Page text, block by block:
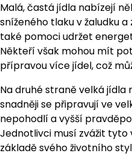
Malá, častá jídla nabízejí
sníženého tlaku v žaludku
také pomoci udržet
Někteří však mohou mít
přípravou více jídel, což
Na druhé straně velká jídla
snadněji se připravují ve
nepohodlí a vyšší
Jednotlivci musí zvážit tyto
základě svého životního